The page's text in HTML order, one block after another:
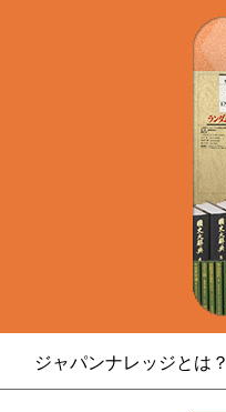
ジャパンナレッジとは？